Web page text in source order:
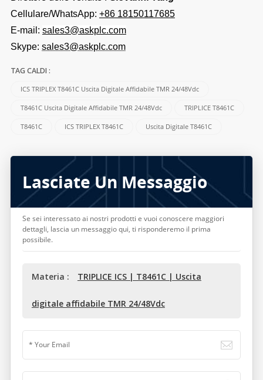
Cellulare/WhatsApp: +86 18150117685
E-mail: sales3@askplc.com
Skype: sales3@askplc.com
TAG CALDI :
ICS TRIPLEX T8461C Uscita Digitale Affidabile TMR 24/48Vdc
T8461C Uscita Digitale Affidabile TMR 24/48Vdc TRIPLICE T8461C
T8461C ICS TRIPLEX T8461C Uscita Digitale T8461C
Lasciate Un Messaggio
Se sei interessato ai nostri prodotti e vuoi conoscere maggiori
dettagli, lascia un messaggio qui, ti risponderemo il prima
possibile.
Materia : TRIPLICE ICS | T8461C | Uscita
digitale affidabile TMR 24/48Vdc